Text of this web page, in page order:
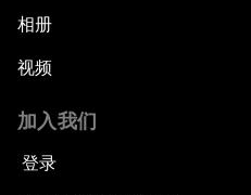
相册
视频
加入我们
登录